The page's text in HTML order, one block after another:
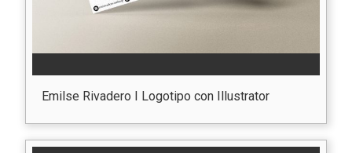
Emilse Rivadero I Logotipo con Illustrator